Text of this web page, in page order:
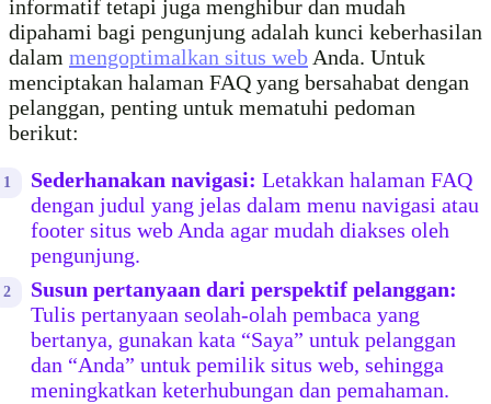
informatif tetapi juga menghibur dan mudah
dipahami bagi pengunjung adalah kunci keberhasilan
dalam mengoptimalkan situs web Anda. Untuk
menciptakan halaman FAQ yang bersahabat dengan
pelanggan, penting untuk mematuhi pedoman
berikut:
Sederhanakan navigasi: Letakkan halaman FAQ
dengan judul yang jelas dalam menu navigasi atau
footer situs web Anda agar mudah diakses oleh
pengunjung.
Susun pertanyaan dari perspektif pelanggan:
Tulis pertanyaan seolah-olah pembaca yang
bertanya, gunakan kata “Saya” untuk pelanggan
dan “Anda” untuk pemilik situs web, sehingga
meningkatkan keterhubungan dan pemahaman.